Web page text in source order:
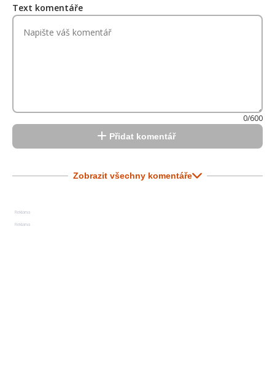
Text komentáře
0/600
Přidat komentář
Zobrazit všechny komentáře
Reklama
Reklama